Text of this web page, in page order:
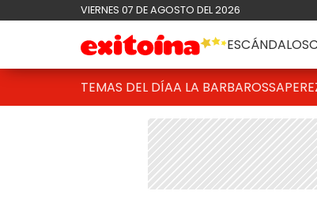
VIERNES 07 DE AGOSTO DEL 2026
ESCÁNDALOS
TEMAS DEL DÍAA LA BARBAROSSA